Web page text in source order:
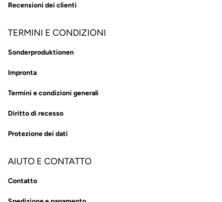
Recensioni dei clienti
TERMINI E CONDIZIONI
Sonderproduktionen
Impronta
Termini e condizioni generali
Diritto di recesso
Protezione dei dati
AIUTO E CONTATTO
Contatto